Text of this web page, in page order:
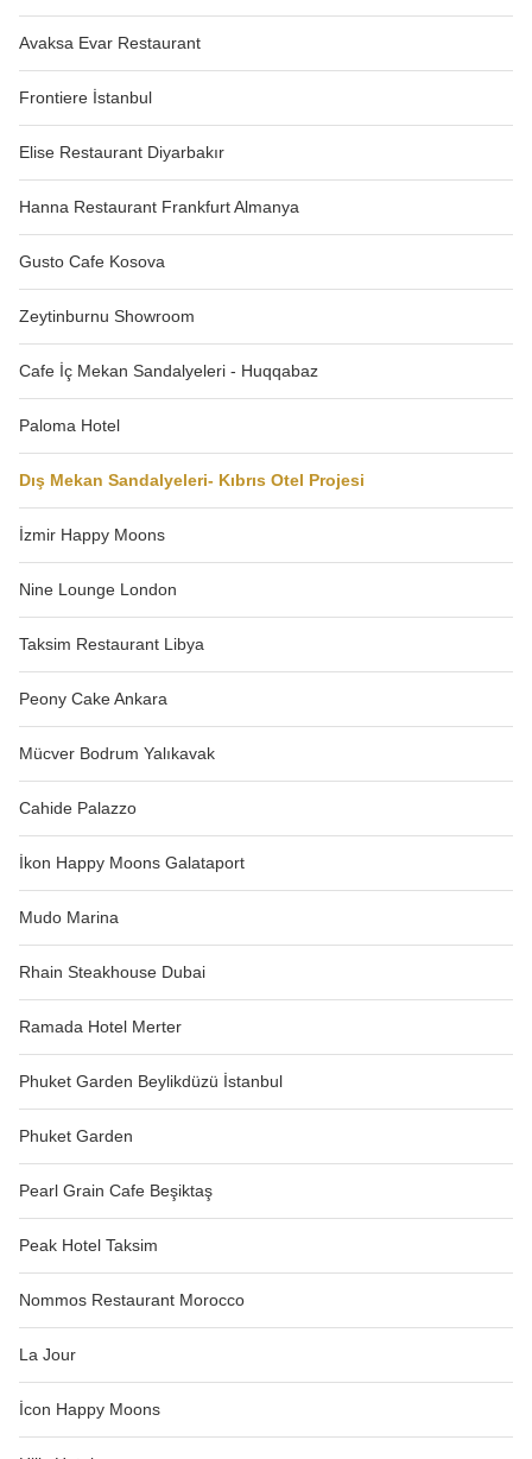
Avaksa Evar Restaurant
Frontiere İstanbul
Elise Restaurant Diyarbakır
Hanna Restaurant Frankfurt Almanya
Gusto Cafe Kosova
Zeytinburnu Showroom
Cafe İç Mekan Sandalyeleri - Huqqabaz
Paloma Hotel
Dış Mekan Sandalyeleri- Kıbrıs Otel Projesi
İzmir Happy Moons
Nine Lounge London
Taksim Restaurant Libya
Peony Cake Ankara
Mücver Bodrum Yalıkavak
Cahide Palazzo
İkon Happy Moons Galataport
Mudo Marina
Rhain Steakhouse Dubai
Ramada Hotel Merter
Phuket Garden Beylikdüzü İstanbul
Phuket Garden
Pearl Grain Cafe Beşiktaş
Peak Hotel Taksim
Nommos Restaurant Morocco
La Jour
İcon Happy Moons